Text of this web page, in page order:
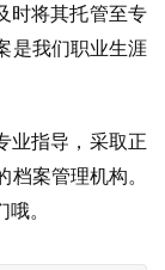
将其托管至专
是我们职业生涯
指导，采取正
案管理机构。
。